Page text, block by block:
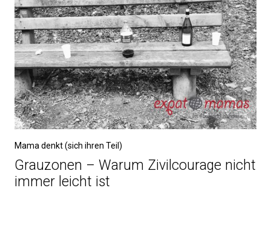
Mama denkt (sich ihren Teil)
Grauzonen – Warum Zivilcourage nicht
immer leicht ist